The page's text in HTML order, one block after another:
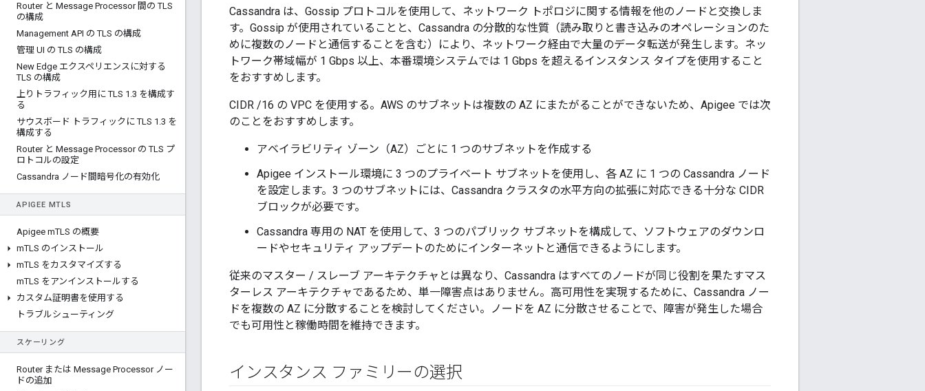
Router と Message Processor 間の TLS
の構成
Management API の TLS の構成
管理 UI の TLS の構成
New Edge エクスペリエンスに対する
TLS の構成
上りトラフィック用に TLS 1 .3 を構成す
る
サウスボード トラフィックに TLS 1 .3 を
構成する
Router と Message Processor の TLS プ
ロトコルの設定
Cassandra ノード間暗号化の有効化
APIGEE MTLS
Apigee mTLS の概要
mTLS のインストール
mTLS をカスタマイズする
mTLS をアンインストールする
カスタム証明書を使用する
トラブルシューティング
スケーリング
Router または Message Processor ノー
ドの追加
Cassandra は、Gossip プロトコルを使用して、ネットワーク トポロジに関する情報を他のノードと交換しま
す。Gossip が使用されていることと、Cassandra の分散的な性質（読み取りと書き込みのオペレーションのた
めに複数のノードと通信することを含む）により、ネットワーク経由で大量のデータ転送が発生します。ネッ
トワーク帯域幅が 1 Gbps 以上、本番環境システムでは 1 Gbps を超えるインスタンス タイプを使用すること
をおすすめします。
CIDR /16 の VPC を使用する。AWS のサブネットは複数の AZ にまたがることができないため、Apigee では次
のことをおすすめします。
アベイラビリティ ゾーン（AZ）ごとに 1 つのサブネットを作成する
Apigee インストール環境に 3 つのプライベート サブネットを使用し、各 AZ に 1 つの Cassandra ノード
を設定します。3 つのサブネットには、Cassandra クラスタの水平方向の拡張に対応できる十分な CIDR
ブロックが必要です。
Cassandra 専用の NAT を使用して、3 つのパブリック サブネットを構成して、ソフトウェアのダウンロ
ードやセキュリティ アップデートのためにインターネットと通信できるようにします。
従来のマスター / スレーブ アーキテクチャとは異なり、Cassandra はすべてのノードが同じ役割を果たすマス
ターレス アーキテクチャであるため、単一障害点はありません。高可用性を実現するために、Cassandra ノー
ドを複数の AZ に分散することを検討してください。ノードを AZ に分散させることで、障害が発生した場合
でも可用性と稼働時間を維持できます。
インスタンス ファミリーの選択